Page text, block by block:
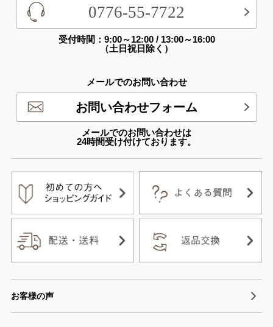
0776-55-7722
受付時間：9:00～12:00 / 13:00～16:00
（土日祝日除く）
メールでのお問い合わせ
お問い合わせフォーム
メールでのお問い合わせは
24時間受け付けております。
お客様の声